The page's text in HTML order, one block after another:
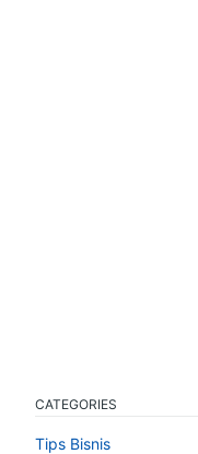
CATEGORIES
Tips Bisnis